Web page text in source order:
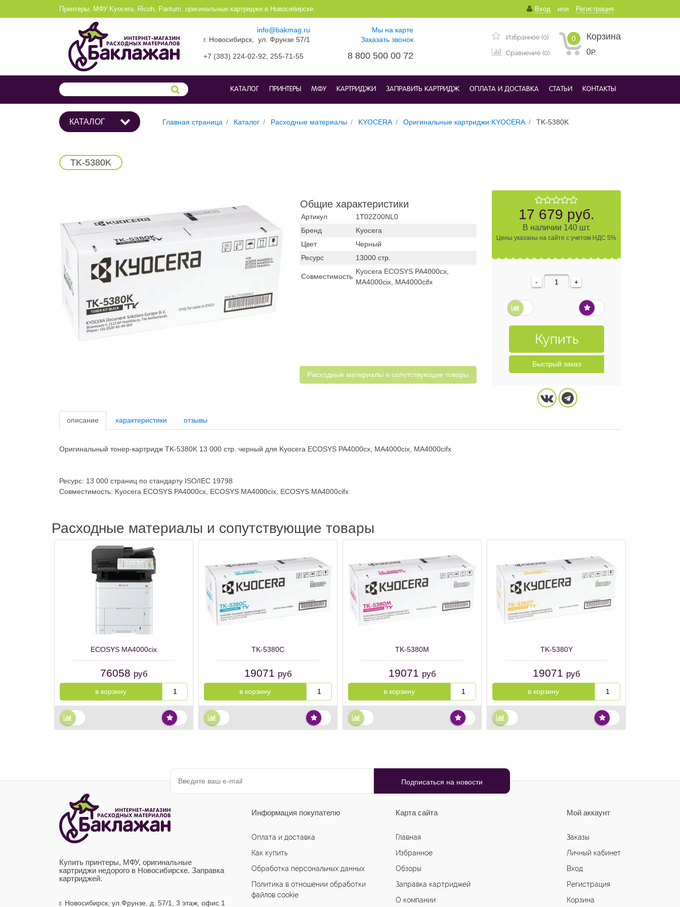
Принтеры, МФУ Kyocera, Ricoh, Pantum, оригинальные картриджи в Новосибирске. Вход или Регистрация
info@bakmag.ru
г. Новосибирск, ул. Фрунзе 57/1
+7 (383) 224-02-92, 255-71-55
Мы на карте
Заказать звонок
8 800 500 00 72
Избранное (0)
Сравнение (0)
0 Корзина
0Р.
КАТАЛОГ ПРИНТЕРЫ МФУ КАРТРИДЖИ ЗАПРАВИТЬ КАРТРИДЖ ОПЛАТА И ДОСТАВКА СТАТЬИ КОНТАКТЫ
КАТАЛОГ Главная страница Каталог Расходные материалы KYOCERA Оригинальные картриджи KYOCERA TK-5380K
TK-5380K
Общие характеристики
Артикул
1T02Z00NL0
Бренд
Kyocera
Цвет
Черный
Ресурс
13000 стр.
Совместимость
Kyocera ECOSYS PA4000cx,
MA4000cix, MA4000cifx
Расходные материалы и cопутствующие товары
17 679 руб.
В наличии 140 шт.
Цены указаны на сайте с учетом НДС 5%
- +
Купить
Быстрый заказ
описание характеристики отзывы
Оригинальный тонер-картридж TK-5380K 13 000 стр. черный для Kyocera ECOSYS PA4000cx, MA4000cix, MA4000cifx
Ресурс: 13 000 страниц по стандарту ISO/IEC 19798
Совместимость: Kyocera ECOSYS PA4000cx, ECOSYS MA4000cix, ECOSYS MA4000cifx
Расходные материалы и сопутствующие товары
ECOSYS MA4000cix
76058 руб
в корзину
TK-5380C
19071 руб
в корзину
TK-5380M
19071 руб
в корзину
TK-5380Y
19071 руб
в корзину
Купить принтеры, МФУ, оригинальные
картриджи недорого в Новосибирске. Заправка
картриджей.
г. Новосибирск, ул.Фрунзе, д. 57/1, 3 этаж, офис 1
Информация покупателю
Оплата и доставка
Как купить
Обработка персональных данных
Политика в отношении обработки
файлов cookie
Карта сайта
Главная
Избранное
Обзоры
Заправка картриджей
О компании
Мой аккаунт
Заказы
Личный кабинет
Вход
Регистрация
Корзина